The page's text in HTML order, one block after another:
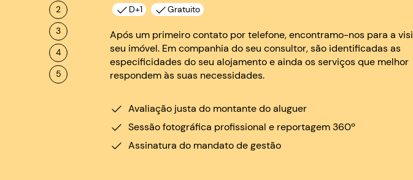
2
3
4
5
D+1 Gratuito
Após um primeiro contato por telefone, encontramo-nos para a
seu imóvel. Em companhia do seu consultor, são identificadas as
especificidades do seu alojamento e ainda os serviços que melhor
respondem às suas necessidades.
Avaliação justa do montante do aluguer
Sessão fotográfica profissional e reportagem 360º
Assinatura do mandato de gestão